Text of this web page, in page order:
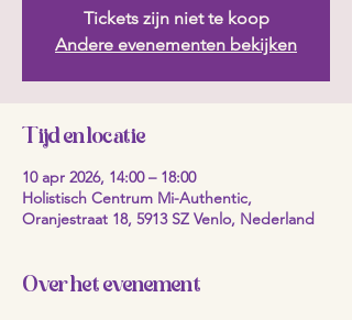
Tickets zijn niet te koop
Andere evenementen bekijken
Tijd en locatie
10 apr 2026, 14:00 – 18:00
Holistisch Centrum Mi-Authentic,
Oranjestraat 18, 5913 SZ Venlo, Nederland
Over het evenement